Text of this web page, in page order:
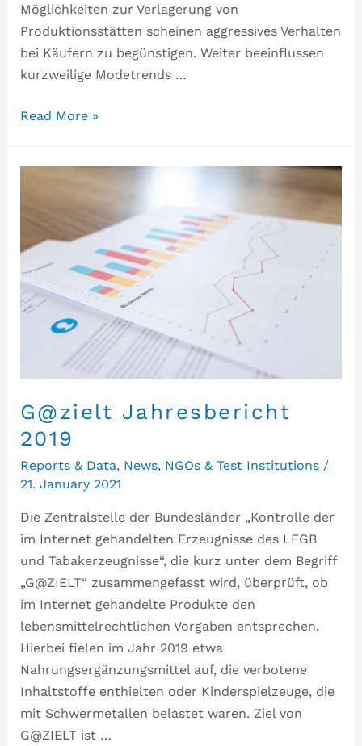
Möglichkeiten zur Verlagerung von
Produktionsstätten scheinen aggressives Verhalten
bei Käufern zu begünstigen. Weiter beeinflussen
kurzweilige Modetrends …
Read More »
G@zielt Jahresbericht
2019
Reports & Data, News, NGOs & Test Institutions/
21. January 2021
Die Zentralstelle der Bundesländer „Kontrolle der
im Internet gehandelten Erzeugnisse des LFGB
und Tabakerzeugnisse“, die kurz unter dem Begriff
„G@ZIELT“ zusammengefasst wird, überprüft, ob
im Internet gehandelte Produkte den
lebensmittelrechtlichen Vorgaben entsprechen.
Hierbei fielen im Jahr 2019 etwa
Nahrungsergänzungsmittel auf, die verbotene
Inhaltstoffe enthielten oder Kinderspielzeuge, die
mit Schwermetallen belastet waren. Ziel von
G@ZIELT ist …